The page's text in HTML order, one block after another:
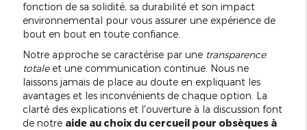
fonction de sa solidité, sa durabilité et son impact
environnemental pour vous assurer une expérience de
bout en bout en toute confiance.
Notre approche se caractérise par une transparence
totaleet une communication continue. Nous ne
laissons jamais de place au doute en expliquant les
avantages et les inconvénients de chaque option. La
clarté des explications et l'ouverture à la discussion font
de notre aide au choix du cercueil pour obsèques à